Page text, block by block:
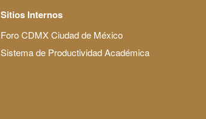
Sitios Internos
Foro CDMX Ciudad de México
Sistema de Productividad Académica